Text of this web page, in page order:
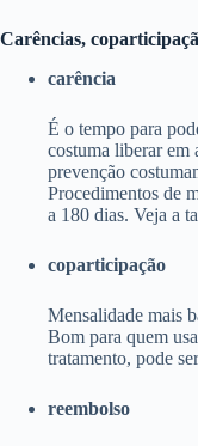
Carências,
carência
É o tempo para
costuma liberar em
prevenção
Procedimentos de
a 180 dias. Veja a
coparticipação
Mensalidade mais
Bom para quem
tratamento, pode
reembolso